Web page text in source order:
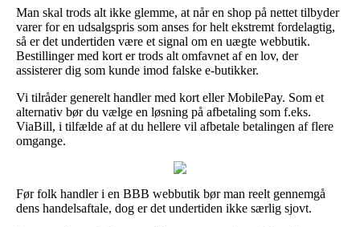
Man skal trods alt ikke glemme, at når en shop på nettet tilbyder
varer for en udsalgspris som anses for helt ekstremt fordelagtig,
så er det undertiden være et signal om en uægte webbutik.
Bestillinger med kort er trods alt omfavnet af en lov, der
assisterer dig som kunde imod falske e-butikker.
Vi tilråder generelt handler med kort eller MobilePay. Som et
alternativ bør du vælge en løsning på afbetaling som f.eks.
ViaBill, i tilfælde af at du hellere vil afbetale betalingen af flere
omgange.
Før folk handler i en BBB webbutik bør man reelt gennemgå
dens handelsaftale, dog er det undertiden ikke særlig sjovt.